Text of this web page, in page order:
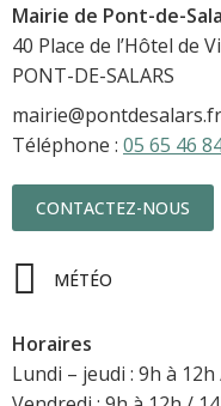
Mairie de Pont-de-
40 Place de
PONT-DE-SALARS
mairie@pontdesalars.fr
Téléphone : 05 65 46
CONTACTEZ-NOUS
MÉTÉO
Horaires
Lundi – jeudi : 9h à